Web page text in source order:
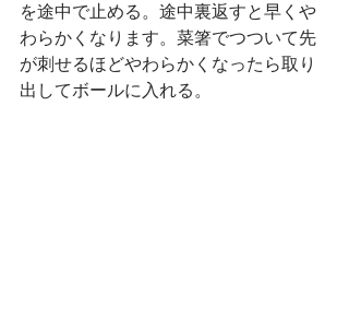
を途中で止める。途中裏返すと早くや
わらかくなります。菜箸でつついて先
が刺せるほどやわらかくなったら取り
出してボールに入れる。